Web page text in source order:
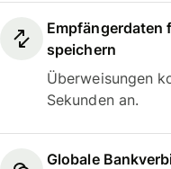
Empfängerdaten
speichern
Überweisungen
Sekunden an.
Globale